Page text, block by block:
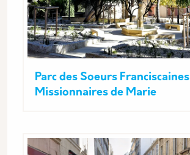
Parc des Soeurs Franciscaines
Missionnaires de Marie